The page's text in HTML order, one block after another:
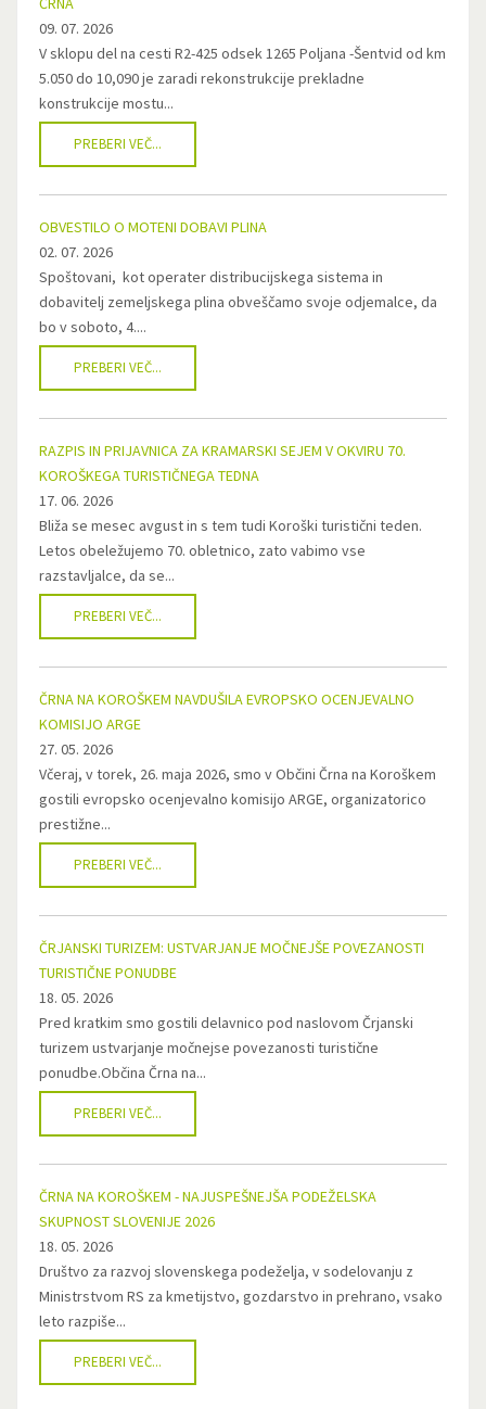
09. 07. 2026
V sklopu del na cesti R2-425 odsek 1265 Poljana -Šentvid od km
5.050 do 10,090 je zaradi rekonstrukcije prekladne
konstrukcije mostu...
PREBERI VEČ...
OBVESTILO O MOTENI DOBAVI PLINA
02. 07. 2026
Spoštovani, kot operater distribucijskega sistema in
dobavitelj zemeljskega plina obveščamo svoje odjemalce, da
bo v soboto, 4....
PREBERI VEČ...
RAZPIS IN PRIJAVNICA ZA KRAMARSKI SEJEM V OKVIRU 70.
KOROŠKEGA TURISTIČNEGA TEDNA
17. 06. 2026
Bliža se mesec avgust in s tem tudi Koroški turistični teden.
Letos obeležujemo 70. obletnico, zato vabimo vse
razstavljalce, da se...
PREBERI VEČ...
ČRNA NA KOROŠKEM NAVDUŠILA EVROPSKO OCENJEVALNO
KOMISIJO ARGE
27. 05. 2026
Včeraj, v torek, 26. maja 2026, smo v Občini Črna na Koroškem
gostili evropsko ocenjevalno komisijo ARGE, organizatorico
prestižne...
PREBERI VEČ...
ČRJANSKI TURIZEM: USTVARJANJE MOČNEJŠE POVEZANOSTI
TURISTIČNE PONUDBE
18. 05. 2026
Pred kratkim smo gostili delavnico pod naslovom Črjanski
turizem ustvarjanje močnejse povezanosti turistične
ponudbe.Občina Črna na...
PREBERI VEČ...
ČRNA NA KOROŠKEM - NAJUSPEŠNEJŠA PODEŽELSKA
SKUPNOST SLOVENIJE 2026
18. 05. 2026
Društvo za razvoj slovenskega podeželja, v sodelovanju z
Ministrstvom RS za kmetijstvo, gozdarstvo in prehrano, vsako
leto razpiše...
PREBERI VEČ...